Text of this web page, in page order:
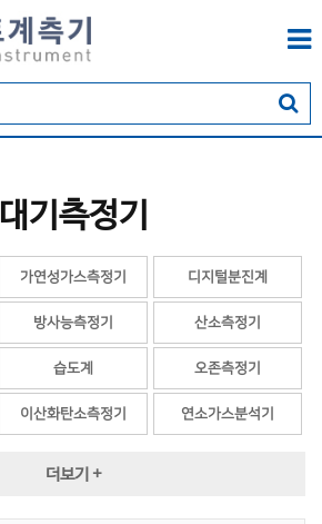
대기측정기
가연성가스측정기 디지털분진계
방사능측정기 산소측정기
습도계 오존측정기
이산화탄소측정기 연소가스분석기
더보기 +